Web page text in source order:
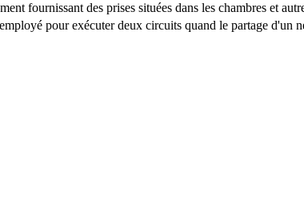
fournissant des prises situées dans les chambres et
pour exécuter deux circuits quand le partage d'un